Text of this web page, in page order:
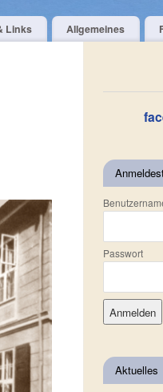
Links Allgemeines
Passwort
Aktuelles